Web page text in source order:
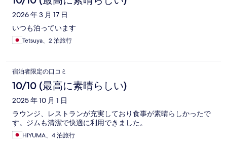
2026 年 3 月 17 日
いつも泊っています
Tetsuya、2 泊旅行
宿泊者限定の口コミ
10/10 (最高に素晴らしい)
2025 年 10 月 1 日
ラウンジ、レストランが充実しており食事が素晴らしかったで
す。ジムも清潔で快適に利用できました。
HIYUMA、4 泊旅行